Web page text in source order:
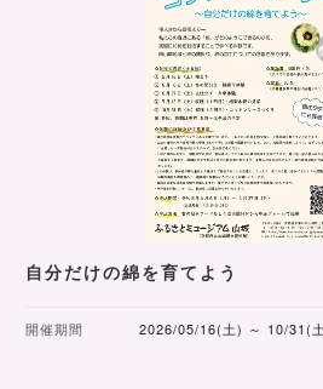
自分だけの綿を育てよう
開催期間 2026/05/16(土) ～ 10/31(